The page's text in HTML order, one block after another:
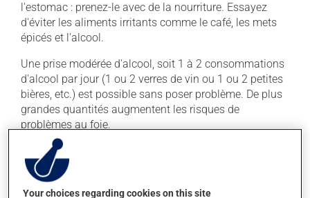
l'estomac : prenez-le avec de la nourriture. Essayez
d'éviter les aliments irritants comme le café, les mets
épicés et l'alcool.
Une prise modérée d'alcool, soit 1 à 2 consommations
d'alcool par jour (1 ou 2 verres de vin ou 1 ou 2 petites
bières, etc.) est possible sans poser problème. De plus
grandes quantités augmentent les risques de
problèmes au foie.
Effets indésirables
En plus de ses effets recherchés, ce produit peut à
Your choices regarding cookies on this site